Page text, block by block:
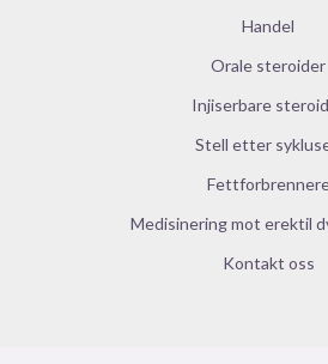
Handel
Orale steroider
Injiserbare
Stell etter
Medisinering mot erektil
Kontakt oss